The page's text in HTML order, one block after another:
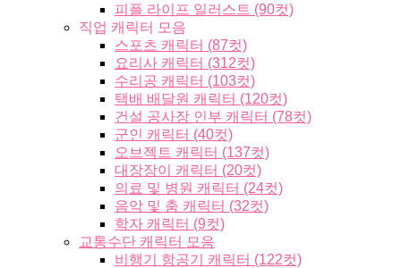
피플 라이프 일러스트 (90컷)
직업 캐릭터 모음
스포츠 캐릭터 (87컷)
요리사 캐릭터 (312컷)
수리공 캐릭터 (103컷)
택배 배달원 캐릭터 (120컷)
건설 공사장 인부 캐릭터 (78컷)
군인 캐릭터 (40컷)
오브젝트 캐릭터 (137컷)
대장장이 캐릭터 (20컷)
의료 및 병원 캐릭터 (24컷)
음악 및 춤 캐릭터 (32컷)
학자 캐릭터 (9컷)
교통수단 캐릭터 모음
비행기 항공기 캐릭터 (122컷)